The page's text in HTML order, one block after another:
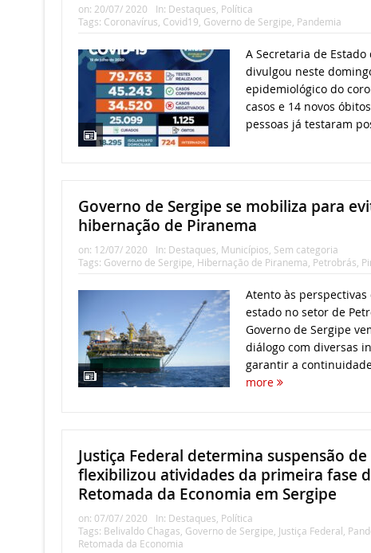
on: 20/07/ 2020 In: Destaques Política
Tags: Coronavírus Covid19 Governo de Sergipe Pandemia
A Secretaria de Estado
divulgou neste
epidemiológico do
casos e 14 novos
pessoas já testaram
Governo de Sergipe se mobiliza para
hibernação de Piranema
on: 12/07/ 2020 In: Destaques Municípios Sem categoria
Tags: Governo de Sergipe Hibernação de Piranema Petrobrás
Atento às
estado no setor de
Governo de Sergipe
diálogo com diversas
garantir a
more
Justiça Federal determina suspensão
flexibilizou atividades da primeira fase
Retomada da Economia em Sergipe
on: 07/07/ 2020 In: Destaques, Política
Tags: Belivaldo Chagas, Governo de Sergipe, Justiça Federal,
Retomada da Economia